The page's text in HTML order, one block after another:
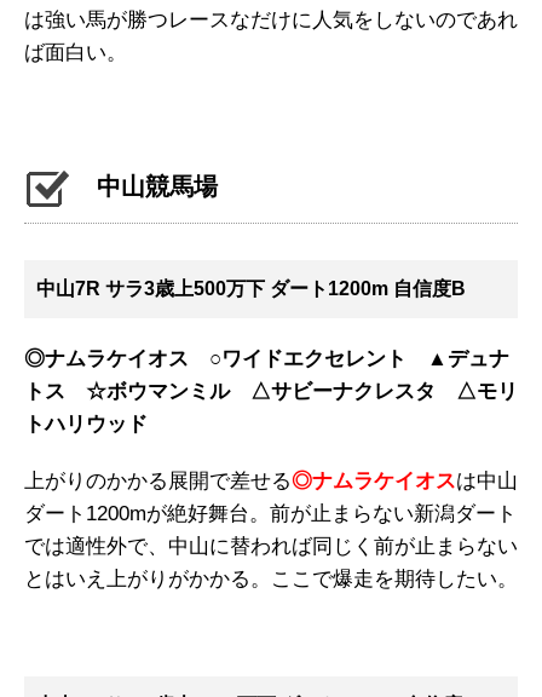
は強い馬が勝つレースなだけに人気をしないのであれ
ば面白い。
中山競馬場
中山7R サラ3歳上500万下 ダート1200m 自信度B
◎ナムラケイオス ○ワイドエクセレント ▲デュナ
トス ☆ボウマンミル △サビーナクレスタ △モリ
トハリウッド
上がりのかかる展開で差せる◎ナムラケイオスは中山
ダート1200mが絶好舞台。前が止まらない新潟ダート
では適性外で、中山に替われば同じく前が止まらない
とはいえ上がりがかかる。ここで爆走を期待したい。